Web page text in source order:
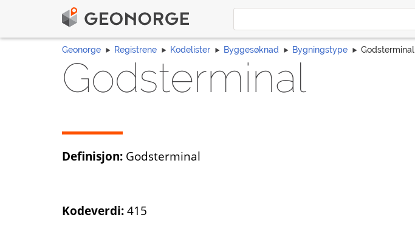
Geonorge Registrene Kodelister Byggesøknad Bygningstype Godsterminal
Godsterminal
Definisjon: Godsterminal
Kodeverdi: 415